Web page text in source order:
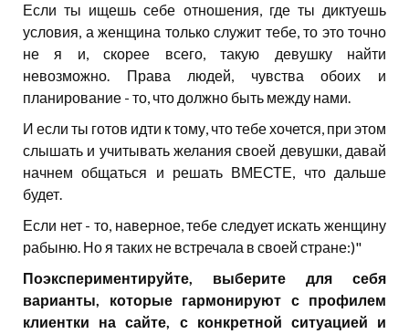
Если ты ищешь себе отношения, где ты диктуешь
условия, а женщина только служит тебе, то это точно
не я и, скорее всего, такую девушку найти
невозможно. Права людей, чувства обоих и
планирование - то, что должно быть между нами.
И если ты готов идти к тому, что тебе хочется, при этом
слышать и учитывать желания своей девушки, давай
начнем общаться и решать ВМЕСТЕ, что дальше
будет.
Если нет - то, наверное, тебе следует искать женщину
рабыню. Но я таких не встречала в своей стране:)"
Поэкспериментируйте, выберите для себя
варианты, которые гармонируют с профилем
клиентки на сайте, с конкретной ситуацией и